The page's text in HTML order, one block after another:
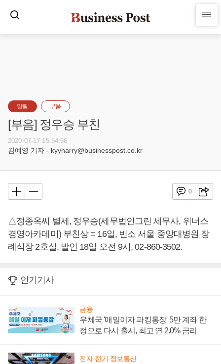
알림 부음
[부음] 정우승 부친
2020-07-17 15:54:56
김예영 기자 - kyyharry@businesspost.co.kr
0
△정종옥씨 별세, 정우승(세무법인그린 세무사, 위너스
경영아카데미) 부친상 = 16일, 빈소 서울 중앙대병원 장
례식장 2호실, 발인 18일 오전 9시, 02-860-3502.
인기기사
금융
우체국 '매일이자 파킹통장' 5만 계좌 한
정으로 다시 출시, 최고 연 2.0% 금리
전자·전기·정보통신